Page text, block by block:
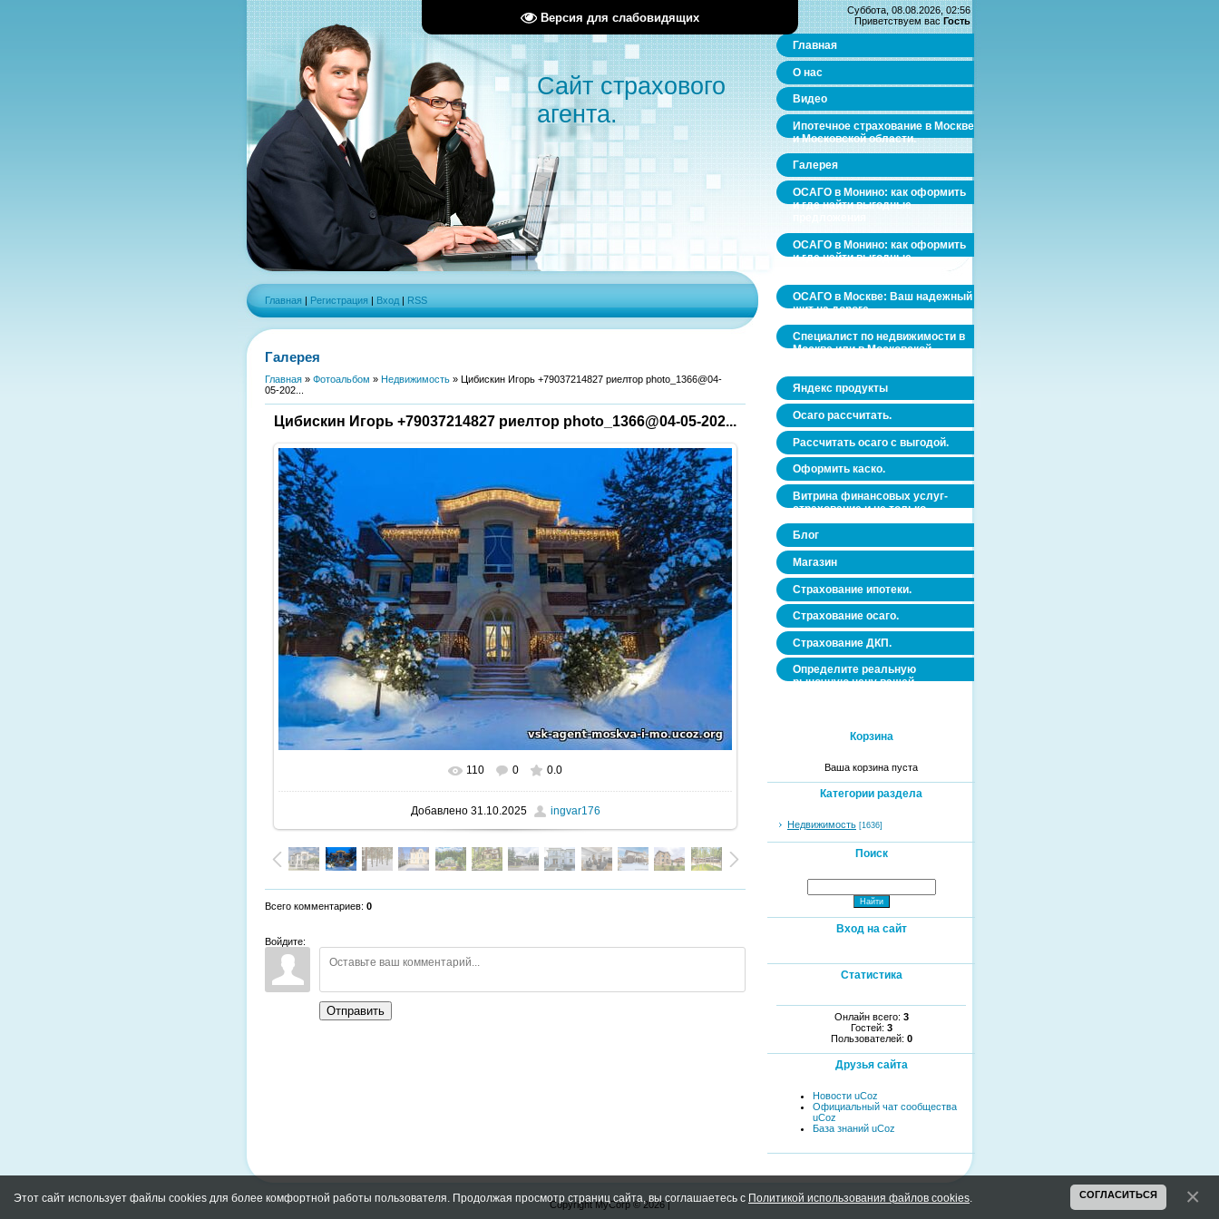
Версия для слабовидящих
Сайт страхового
агента.
Главная | Регистрация | Вход | RSS
Галерея
Главная » Фотоальбом » Недвижимость » Цибискин Игорь +79037214827 риелтор photo_1366@04-
05-202...
Цибискин Игорь +79037214827 риелтор photo_1366@04-05-202...
В реальном размере 520x346
110 0 0.0
Добавлено31.10.2025 ingvar176
Всего комментариев: 0
Войдите:
Отправить
Суббота, 08.08.2026, 02:56
Приветствуем вас Гость
Главная
О нас
Видео
Ипотечное страхование в Москве
и Московской области.
Галерея
ОСАГО в Монино: как оформить
и где найти выгодные
ОСАГО в Монино: как оформить
и где найти выгодные
ОСАГО в Москве: Ваш надежный
щит на дороге
Специалист по недвижимости в
Москве или в Московской
Яндекс продукты
Осаго рассчитать.
Рассчитать осаго с выгодой.
Оформить каско.
Витрина финансовых услуг-
страхование и не только.
Блог
Магазин
Страхование ипотеки.
Страхование осаго.
Страхование ДКП.
Определите реальную
рыночную цену вашей
Корзина
Ваша корзина пуста
Категории раздела
Недвижимость [1636]
Поиск
Вход на сайт
Статистика
Онлайн всего: 3
Гостей: 3
Пользователей: 0
Друзья сайта
Новости uCoz
Официальный чат сообщества
uCoz
База знаний uCoz
Copyright MyCorp © 2026|
Этот сайт использует файлы cookies для более комфортной работы пользователя. Продолжая просмотр страниц сайта, вы соглашаетесь с Политикой использования файлов cookies СОГЛАСИТЬСЯ